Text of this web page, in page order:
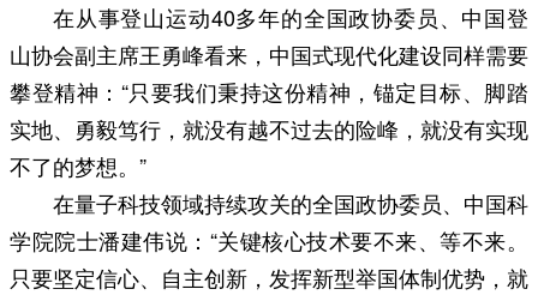
在从事登山运动40多年的全国政协委员、中国登
山协会副主席王勇峰看来，中国式现代化建设同样需要
攀登精神：“只要我们秉持这份精神，锚定目标、脚踏
实地、勇毅笃行，就没有越不过去的险峰，就没有实现
不了的梦想。”
在量子科技领域持续攻关的全国政协委员、中国科
学院院士潘建伟说：“关键核心技术要不来、等不来。
只要坚定信心、自主创新，发挥新型举国体制优势，就